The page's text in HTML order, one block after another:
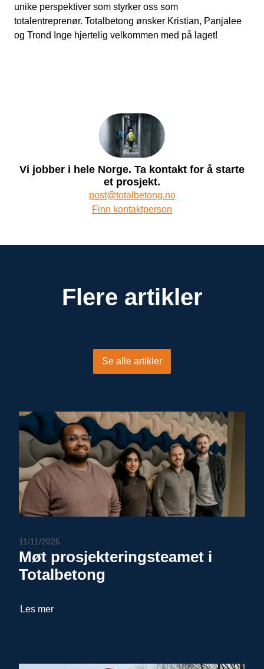
Vi jobber i hele Norge. Ta kontakt for å starte
et prosjekt.
post@totalbetong.no
Finn kontaktperson
unike perspektiver som styrker oss som
totalentreprenør. Totalbetong ønsker Kristian, Panjalee
og Trond Inge hjertelig velkommen med på laget!
Flere artikler
Se alle artikler
11/11/2025
Møt prosjekteringsteamet i
Totalbetong
Les mer